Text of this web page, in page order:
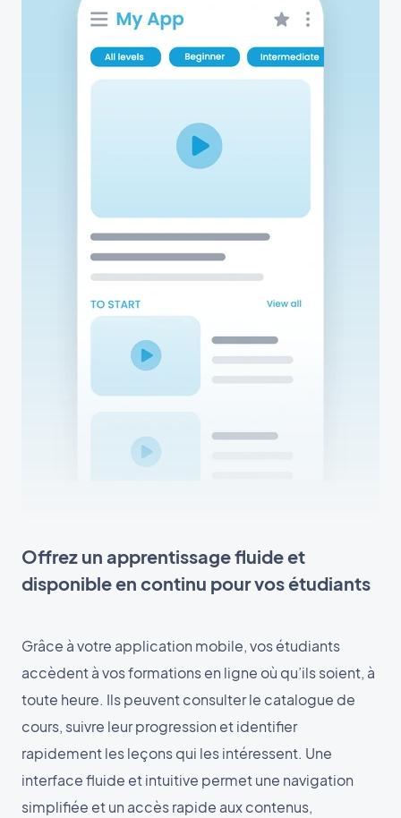
Offrez un apprentissage fluide et
disponible en continu pour vos étudiants
Grâce à votre application mobile, vos étudiants
accèdent à vos formations en ligne où qu’ils soient, à
toute heure. Ils peuvent consulter le catalogue de
cours, suivre leur progression et identifier
rapidement les leçons qui les intéressent. Une
interface fluide et intuitive permet une navigation
simplifiée et un accès rapide aux contenus,